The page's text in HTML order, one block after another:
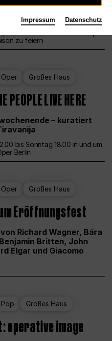
zu feiern
Oper Großes Haus
PEOPLE LIVE HERE
– kuratiert
bis Sonntag 18.00 in und um
Berlin
Oper Großes Haus
Eröffnungsfest
Richard Wagner, Bára
Britten, John
Elgar und Giacomo
Pop Großes Haus
operative image
Impressum Datenschutz